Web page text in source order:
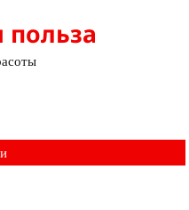
польза